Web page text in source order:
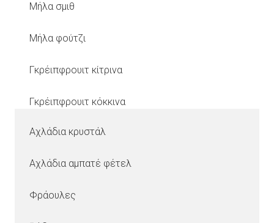
Μήλα σμιθ
Μήλα φούτζι
Γκρέιπφρουιτ κίτρινα
Γκρέιπφρουιτ κόκκινα
Αχλάδια κρυστάλ
Αχλάδια αμπατέ φέτελ
Φράουλες